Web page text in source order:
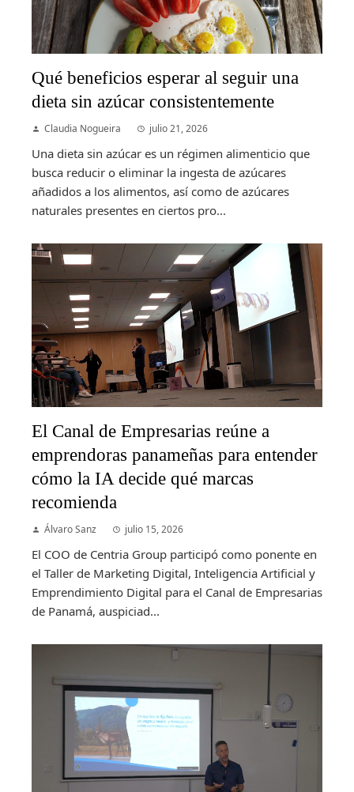
Qué beneficios esperar al seguir una
dieta sin azúcar consistentemente
Claudia Nogueira julio 21, 2026
Una dieta sin azúcar es un régimen alimenticio que
busca reducir o eliminar la ingesta de azúcares
añadidos a los alimentos, así como de azúcares
naturales presentes en ciertos pro...
El Canal de Empresarias reúne a
emprendoras panameñas para entender
cómo la IA decide qué marcas
recomienda
Álvaro Sanz julio 15, 2026
El COO de Centria Group participó como ponente en
el Taller de Marketing Digital, Inteligencia Artificial y
Emprendimiento Digital para el Canal de Empresarias
de Panamá, auspiciad...